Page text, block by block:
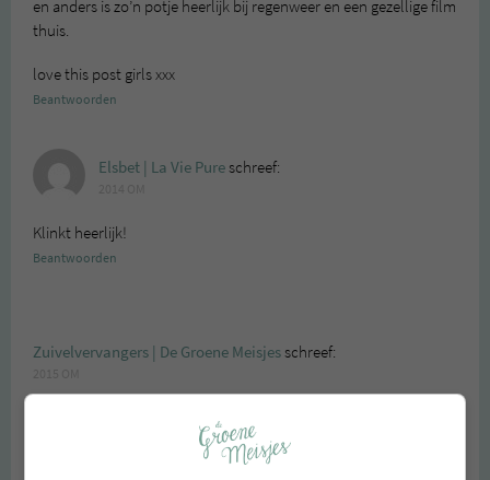
en anders is zo’n potje heerlijk bij regenweer en een gezellige film
thuis.
love this post girls xxx
Beantwoorden
Elsbet | La Vie Pureschreef:
Klinkt heerlijk!
Beantwoorden
Zuivelvervangers | De Groene Meisjesschreef:
[…] originele smaken. Wij zijn fan! Sowieso vinden we ijs op basis
van kokosmelk erg lekker. Ook het Coco Superfood ijs van de Ice
Cream Factory viel hier goed in de […]